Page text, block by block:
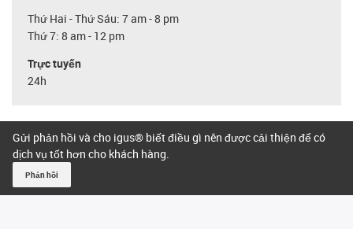
Thứ Hai - Thứ Sáu: 7 am - 8 pm
Thứ 7: 8 am - 12 pm
Trực tuyến
24h
Gửi phản hồi và cho igus® biết điều gì nên được cải thiện để có
dịch vụ tốt hơn cho khách hàng.
Phản hồi